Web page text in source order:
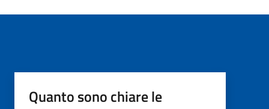
Quanto sono chiare le